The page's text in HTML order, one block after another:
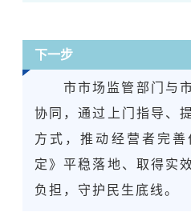
下一步
市市场监管部门与
协同，通过上门指导、
方式，推动经营者完
定》平稳落地、取得实
负担，守护民生底线。